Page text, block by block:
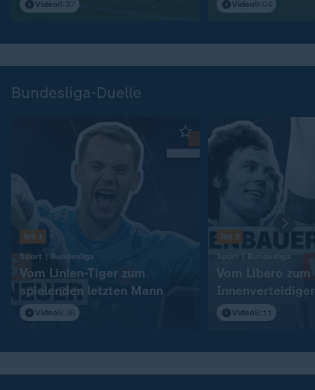
Video6:37 Video9:04
Bundesliga-Duelle
Teil 1
Sport | Bundesliga
Vom Linien-Tiger zum
spielenden letzten Mann
Video5:36
Teil 2
Sport | Bundesliga
Vom Libero
Innenverteidiger
Video5:11